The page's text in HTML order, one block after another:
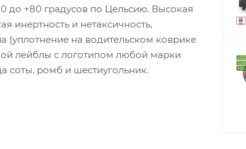
до +80 градусов по Цельсию. Высокая
инертность и нетаксичность,
(уплотнение на водительском коврике
лейблы с логотипом любой марки
соты, ромб и шестиугольник.